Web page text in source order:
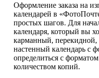
Оформление заказа на
календарей в
простых шагов. Для
календаря, который вы
карманный,
настенный календарь с
определиться с
количеством копий.